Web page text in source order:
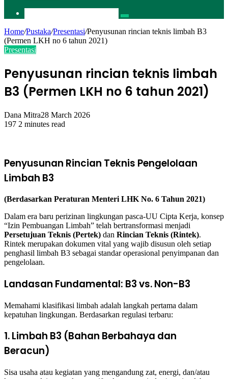
Pencarian
Home/Pustaka/Presentasi/Penyusunan rincian teknis limbah B3
(Permen LKH no 6 tahun 2021)
Presentasi
Penyusunan rincian teknis limbah
B3 (Permen LKH no 6 tahun 2021)
Dana Mitra28 March 2026
197 2 minutes read
Penyusunan Rincian Teknis Pengelolaan
Limbah B3
(Berdasarkan Peraturan Menteri LHK No. 6 Tahun 2021)
Dalam era baru perizinan lingkungan pasca-UU Cipta Kerja, konsep
“Izin Pembuangan Limbah” telah bertransformasi menjadi
Persetujuan Teknis (Pertek) dan Rincian Teknis (Rintek).
Rintek merupakan dokumen vital yang wajib disusun oleh setiap
penghasil limbah B3 sebagai standar operasional penyimpanan dan
pengelolaan.
Landasan Fundamental: B3 vs. Non-B3
Memahami klasifikasi limbah adalah langkah pertama dalam
kepatuhan lingkungan. Berdasarkan regulasi terbaru:
1. Limbah B3 (Bahan Berbahaya dan
Beracun)
Sisa usaha atau kegiatan yang mengandung zat, energi, dan/atau